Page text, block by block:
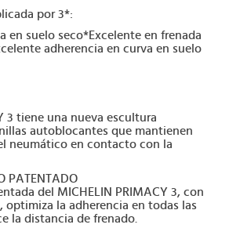
por 3*:
en suelo seco*Excelente en frenada
adherencia en curva en suelo
3 tiene una nueva escultura
autoblocantes que mantienen
neumático en contacto con la
PATENTADO
del MICHELIN PRIMACY 3, con
optimiza la adherencia en todas las
la distancia de frenado.